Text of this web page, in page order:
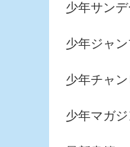
少年サンデ
少年ジャ
少年チャ
少年マガジ